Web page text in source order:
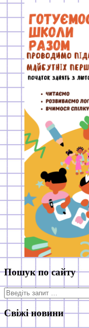
Пошук по сайту
Пошук
для:
Свіжі новини